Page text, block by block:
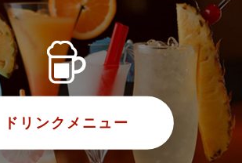
ドリンクメニュー